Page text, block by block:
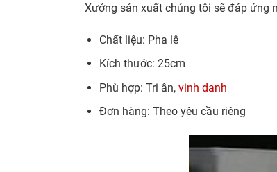
Xưởng sản xuất chúng tôi sẽ đáp ứng
Chất liệu: Pha lê
Kích thước: 25cm
Phù hợp: Tri ân, vinh danh
Đơn hàng: Theo yêu cầu riêng